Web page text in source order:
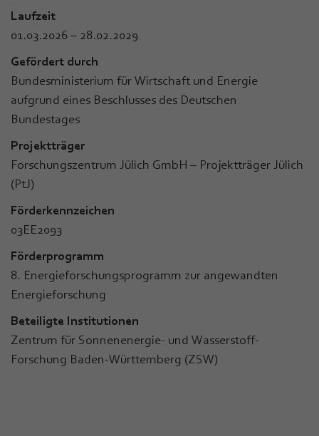
Laufzeit
01.03.2026 – 28.02.2029
Gefördert durch
Bundesministerium für Wirtschaft und Energie
aufgrund eines Beschlusses des Deutschen
Bundestages
Projektträger
Forschungszentrum Jülich GmbH – Projektträger Jülich
(PtJ)
Förderkennzeichen
03EE2093
Förderprogramm
8. Energieforschungsprogramm zur angewandten
Energieforschung
Beteiligte Institutionen
Zentrum für Sonnenenergie- und Wasserstoff-
Forschung Baden-Württemberg (ZSW)